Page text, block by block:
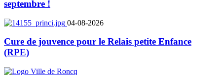
septembre !
04-08-2026
Cure de jouvence pour le Relais petite Enfance
(RPE)